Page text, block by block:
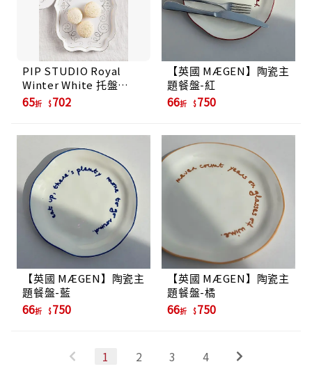
PIP STUDIO Royal
Winter White 托盤
26x18cm
65折 702
【英國 MÆGEN】陶瓷主
題餐盤-紅
66折 750
【英國 MÆGEN】陶瓷主
題餐盤-藍
66折 750
【英國 MÆGEN】陶瓷主
題餐盤-橘
66折 750
1 2 3 4